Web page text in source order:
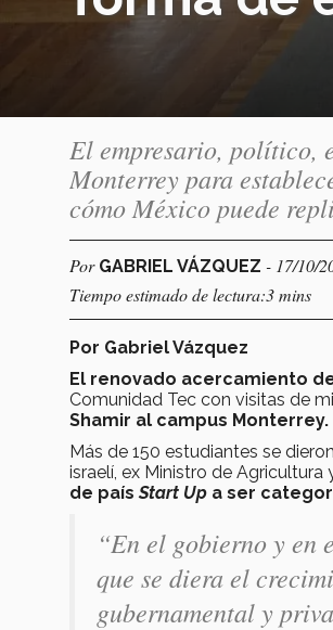
El empresario, político,
Monterrey para
cómo México puede
Por GABRIEL VÁZQUEZ - 17/10/
Tiempo estimado de lectura:3 mins
Por Gabriel Vázquez
El renovado acercamiento
Comunidad Tec con visitas de
Shamir al campus Monterrey.
Más de 150 estudiantes se
israelí, ex Ministro de
de paísStart Up a ser
“En el gobierno y en
que se diera el
gubernamental y